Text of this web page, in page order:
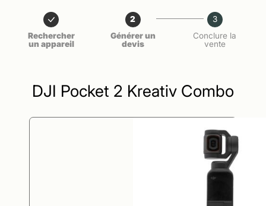
Rechercher
un appareil
2
Générer un
devis
3
Conclure la
vente
DJI Pocket 2 Kreativ Combo